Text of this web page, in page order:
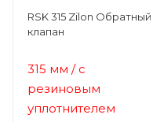
RSK 315 Zilon Обратный
клапан
315 мм / с
резиновым
уплотнителем